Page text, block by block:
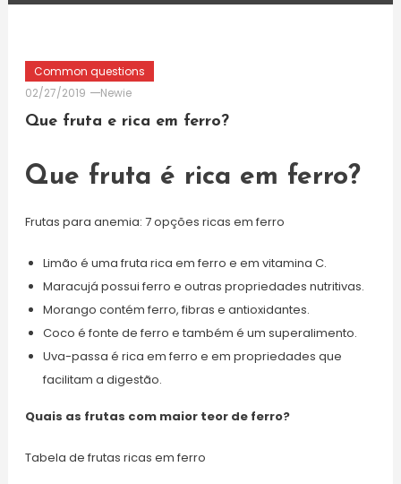
Common questions
02/27/2019
Newie
Que fruta e rica em ferro?
Que fruta é rica em ferro?
Frutas para anemia: 7 opções ricas em ferro
Limão é uma fruta rica em ferro e em vitamina C.
Maracujá possui ferro e outras propriedades nutritivas.
Morango contém ferro, fibras e antioxidantes.
Coco é fonte de ferro e também é um superalimento.
Uva-passa é rica em ferro e em propriedades que
facilitam a digestão.
Quais as frutas com maior teor de ferro?
Tabela de frutas ricas em ferro